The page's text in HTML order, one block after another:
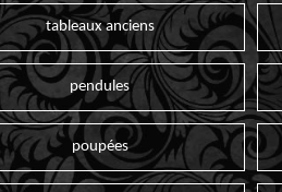
tableaux anciens
pendules
poupées